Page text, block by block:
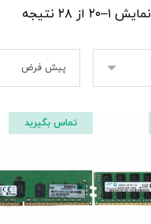
نمایش ۱–۲۰ از ۲۸ نتیجه
تماس بگیرید